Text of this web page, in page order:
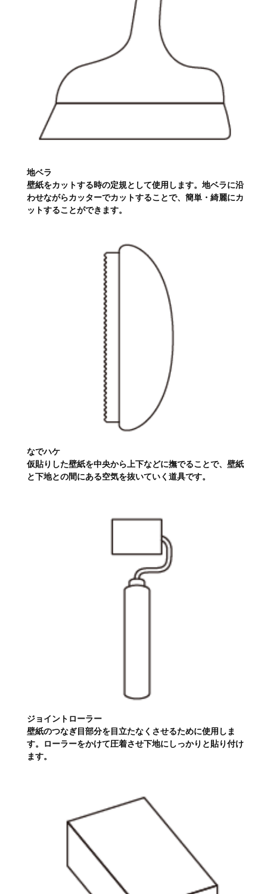
地ベラ
壁紙をカットする時の定規として使用します。地ベラに沿
わせながらカッターでカットすることで、簡単・綺麗にカ
ットすることができます。
なでハケ
仮貼りした壁紙を中央から上下などに撫でることで、壁紙
と下地との間にある空気を抜いていく道具です。
ジョイントローラー
壁紙のつなぎ目部分を目立たなくさせるために使用しま
す。ローラーをかけて圧着させ下地にしっかりと貼り付け
ます。